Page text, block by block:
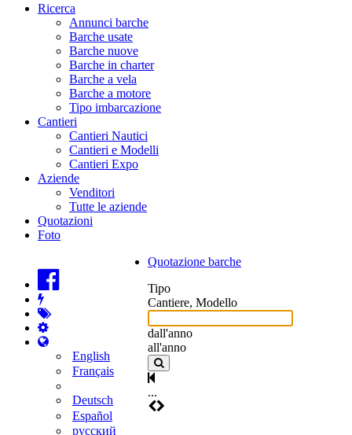
Ricerca
Annunci barche
Barche usate
Barche nuove
Barche in charter
Barche a vela
Barche a motore
Tipo imbarcazione
Cantieri
Cantieri Nautici
Cantieri e Modelli
Cantieri Expo
Aziende
Venditori
Tutte le aziende
Quotazioni
Foto
English
Français
Deutsch
Español
русский
Quotazione barche
Tipo
Cantiere, Modello
dall'anno
all'anno
...